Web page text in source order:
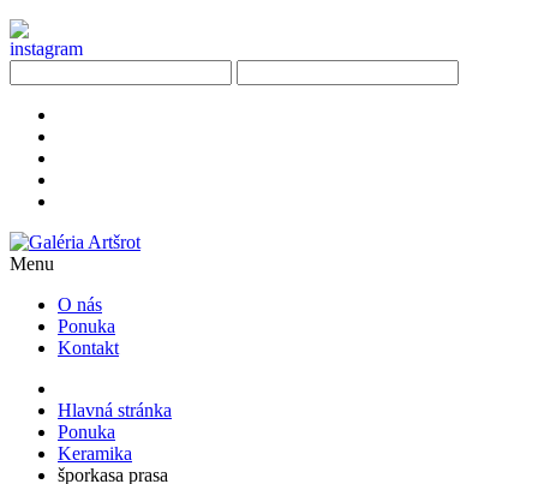
Menu
O nás
Ponuka
Kontakt
Hlavná stránka
Ponuka
Keramika
šporkasa prasa